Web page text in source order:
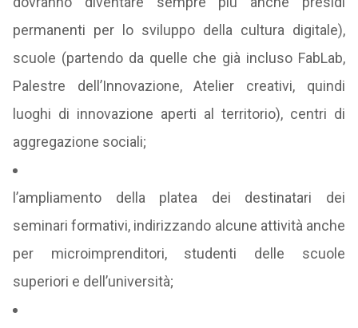
permanenti per lo sviluppo della cultura digitale),
scuole (partendo da quelle che già incluso FabLab,
Palestre dell’Innovazione, Atelier creativi, quindi
luoghi di innovazione aperti al territorio), centri di
aggregazione sociali;
l’ampliamento della platea dei destinatari dei
seminari formativi, indirizzando alcune attività anche
per microimprenditori, studenti delle scuole
superiori e dell’università;